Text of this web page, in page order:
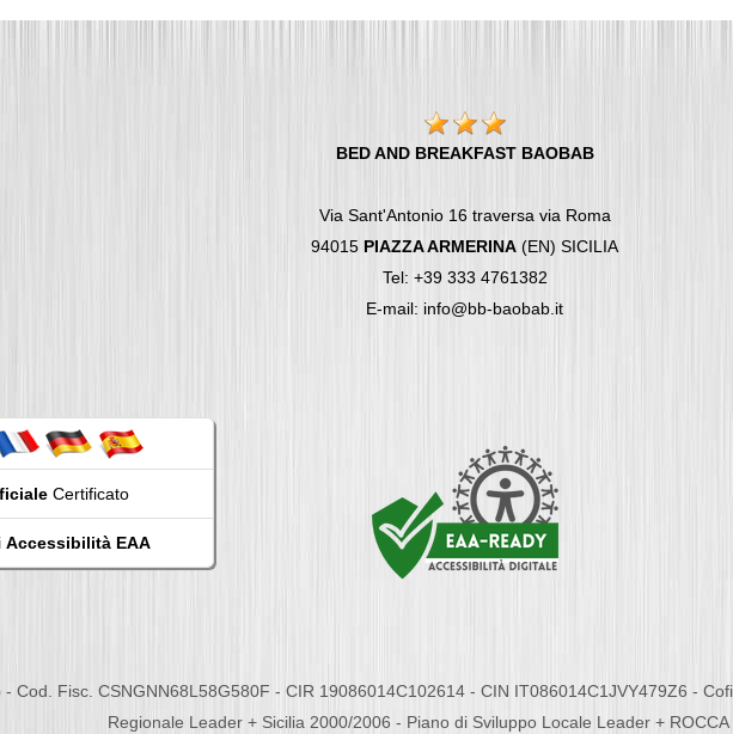
BED AND BREAKFAST BAOBAB
Via Sant'Antonio 16 traversa via Roma
94015 PIAZZA ARMERINA (EN) SICILIA
Tel: +39 333 4761382
E-mail: info@bb-baobab.it
Certificato
Accessibilità EAA
Cod. Fisc. CSNGNN68L58G580F - CIR 19086014C102614 - CIN IT086014C1JVY479Z6 -
Regionale Leader + Sicilia 2000/2006 - Piano di Sviluppo Locale Leader + ROCCA